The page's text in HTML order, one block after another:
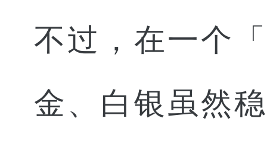
不过，在一个
金、白银虽然